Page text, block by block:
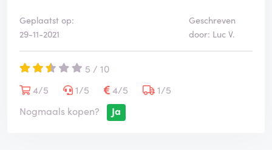
Geplaatst op:
29-11-2021
Geschreven
door: Luc V.
5 / 10
4/5
1/5 4/5
1/5
Nogmaals kopen?
Ja